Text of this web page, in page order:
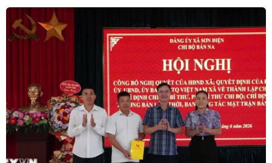
Táo Aomori Nhật Bản chính thức có mặt
trên thị trường Việt Nam
Sản phẩm táo sạch Aomori (xuất xứ Nhật Bản) lần đầu
tiên có mặt tại thị trường Việt Nam qua hệ thống siêu thị
Intimex, Big C và Unimart với 2 loại Fuji màu đỏ, vị ngọt
và Kinsei màu vàng, vị chua ngọt